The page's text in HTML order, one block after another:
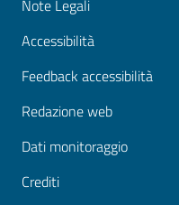
Note Legali
Accessibilità
Feedback accessibilità
Redazione web
Dati monitoraggio
Crediti